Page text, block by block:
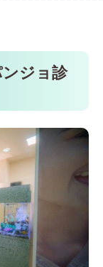
ジョ診